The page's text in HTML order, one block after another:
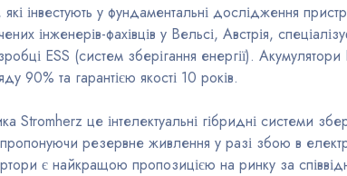
інвестують у фундаментальні дослідження
інженерів-фахівців у Вельсі, Австрія,
ESS (систем зберігання енергії).
90% та гарантією якості 10 років.
Stromherz це інтелектуальні гібридні системи
резервне живлення у разі збою в
є найкращою пропозицією на ринку за